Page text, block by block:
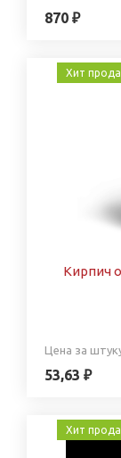
870 ₽
Хит
Кирпич
Цена за
53,63 ₽
Хит